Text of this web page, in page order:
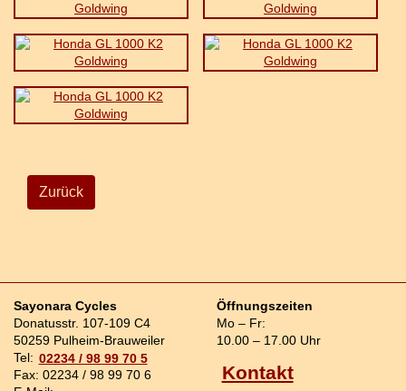
Zurück
Sayonara Cycles
Donatusstr. 107-109 C4
50259 Pulheim-Brauweiler
Tel: 02234 / 98 99 70 5
Fax: 02234 / 98 99 70 6
Öffnungszeiten
Mo – Fr:
10.00 – 17.00 Uhr
Kontakt